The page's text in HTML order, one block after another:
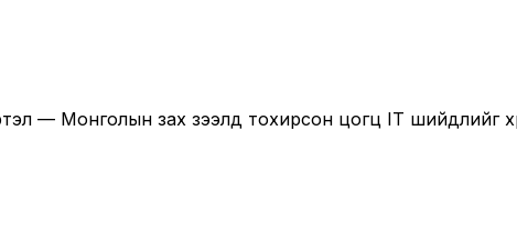
— Монголын зах зээлд тохирсон цогц IT шийдлийг